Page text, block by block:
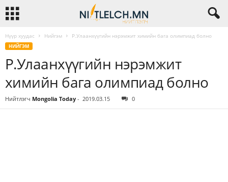
Нүүр хуудас Нийгэм Р.Улаанхүүгийн нэрэмжит химийн бага олимпиад болно
НИЙГЭМ
Р.Улаанхүүгийн нэрэмжит
химийн бага олимпиад болно
Нийтлэгч Mongolia Today - 2019.03.15 0